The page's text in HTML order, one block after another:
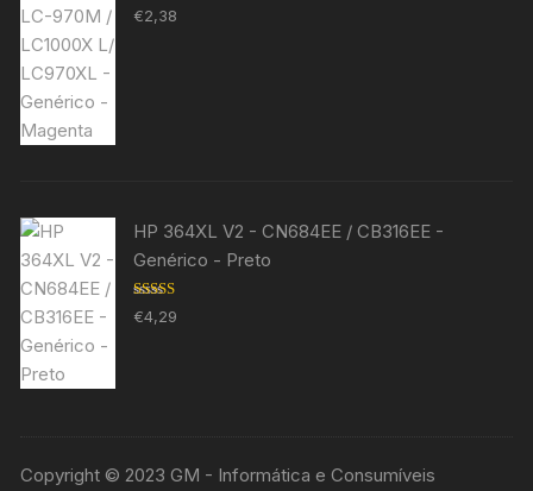
Avaliação
5.00de 5
€2,38
HP 364XL V2 - CN684EE / CB316EE -
Genérico - Preto
Avaliação
5.00de 5
€4,29
Copyright © 2023 GM - Informática e Consumíveis